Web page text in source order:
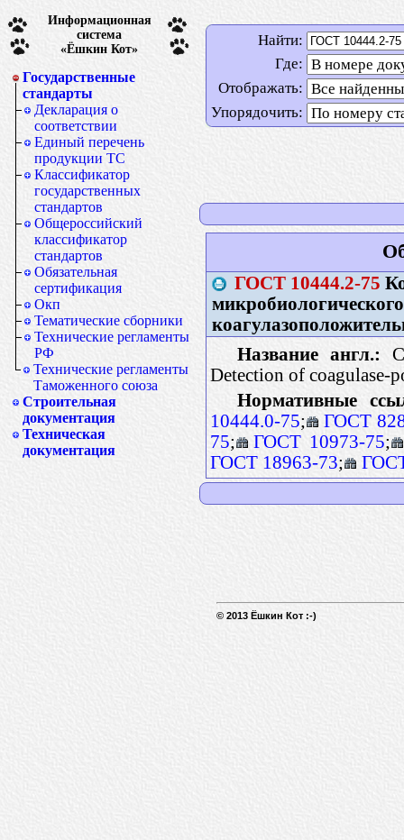
Информационная
система
«Ёшкин Кот»
Государственные
стандарты
Декларация о
соответствии
Единый перечень
продукции ТС
Классификатор
государственных
стандартов
Общероссийский
классификатор
стандартов
Обязательная
сертификация
Окп
Тематические сборники
Технические регламенты
РФ
Технические регламенты
Таможенного союза
Строительная
документация
Техническая
документация
Найти:
Где:
Отображать:
Упорядочить:
ГОСТ 10444.2-75
Название англ.:
Detection of coagulase-
Нормативные
10444.0-75;
ГОСТ
75; ГОСТ 10973-75;
ГОСТ 18963-73;
© 2013 Ёшкин Кот :-)